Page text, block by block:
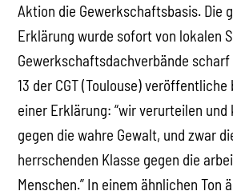
Aktion die Gewerkschaftsbasis. Die
Erklärung wurde sofort von lokalen
Gewerkschaftsdachverbände
13 der CGT (Toulouse)
einer Erklärung: “wir verurteilen
gegen die wahre Gewalt, und zwar
herrschenden Klasse gegen die
Menschen.” In einem ähnlichen Ton